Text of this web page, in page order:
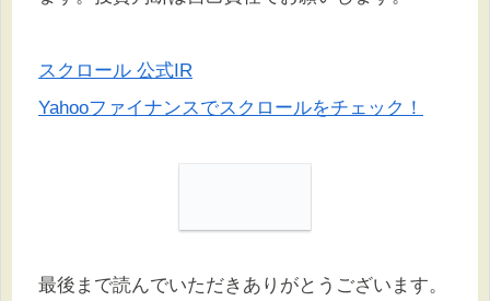
スクロール 公式IR
Yahooファイナンスでスクロールをチェック！